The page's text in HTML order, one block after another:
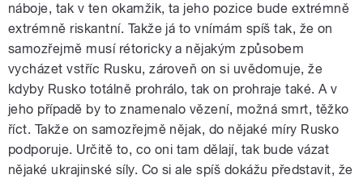
náboje, tak v ten okamžik, ta jeho pozice bude extrémně
extrémně riskantní. Takže já to vnímám spíš tak, že on
samozřejmě musí rétoricky a nějakým způsobem
vycházet vstříc Rusku, zároveň on si uvědomuje, že
kdyby Rusko totálně prohrálo, tak on prohraje také. A v
jeho případě by to znamenalo vězení, možná smrt, těžko
říct. Takže on samozřejmě nějak, do nějaké míry Rusko
podporuje. Určitě to, co oni tam dělají, tak bude vázat
nějaké ukrajinské síly. Co si ale spíš dokážu představit, že